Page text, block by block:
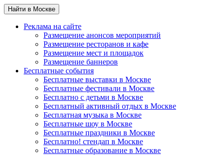
Найти в Москве
Реклама на сайте
Размещение анонсов мероприятий
Размещение ресторанов и кафе
Размещение мест и площадок
Размещение баннеров
Бесплатные события
Бесплатные выставки в Москве
Бесплатные фестивали в Москве
Бесплатно с детьми в Москве
Бесплатный активный отдых в Москве
Бесплатная музыка в Москве
Бесплатные шоу в Москве
Бесплатные праздники в Москве
Бесплатно! стендап в Москве
Бесплатные образование в Москве